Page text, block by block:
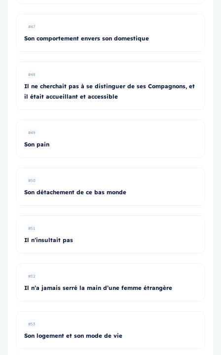
#47
Son comportement envers son domestique
#48
Il ne cherchait pas à se distinguer de ses Compagnons, et
il était accueillant et accessible
#49
Son pain
#50
Son détachement de ce bas monde
#51
Il n’insultait pas
#52
Il n’a jamais serré la main d’une femme étrangère
#53
Son logement et son mode de vie